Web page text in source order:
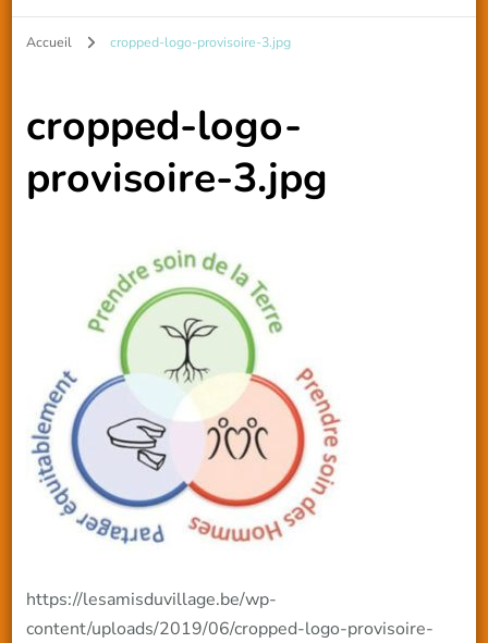
Accueil cropped-logo-provisoire-3.jpg
cropped-logo-
provisoire-3.jpg
https://lesamisduvillage.be/wp-
content/uploads/2019/06/cropped-logo-provisoire-